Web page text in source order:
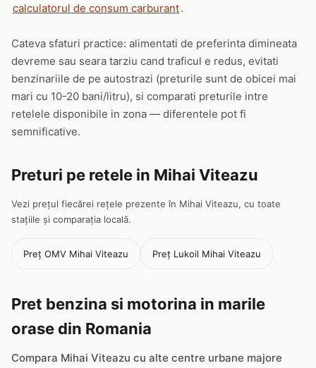
calculatorul de consum carburant.
Cateva sfaturi practice: alimentati de preferinta dimineata
devreme sau seara tarziu cand traficul e redus, evitati
benzinariile de pe autostrazi (preturile sunt de obicei mai
mari cu 10-20 bani/litru), si comparati preturile intre
retelele disponibile in zona — diferentele pot fi
semnificative.
Preturi pe retele in Mihai Viteazu
Vezi prețul fiecărei rețele prezente în Mihai Viteazu, cu toate
stațiile și comparația locală.
Preț OMV Mihai Viteazu Preț Lukoil Mihai Viteazu
Pret benzina si motorina in marile
orase din Romania
Compara Mihai Viteazu cu alte centre urbane majore